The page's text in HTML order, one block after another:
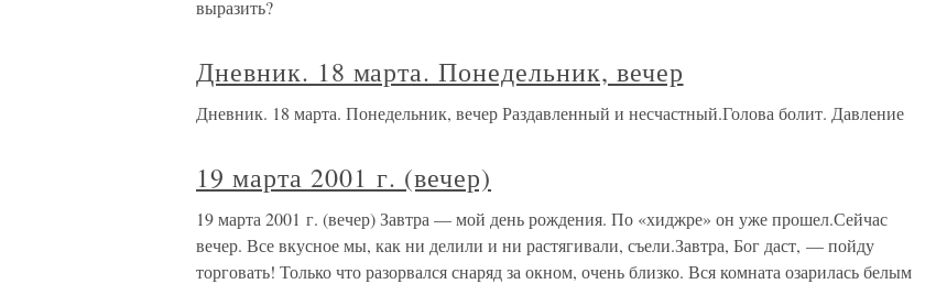
выразить?
Дневник. 18 марта. Понедельник, вечер
Дневник. 18 марта. Понедельник, вечер Раздавленный и несчастный.Голова болит. Давление
19 марта 2001 г. (вечер)
19 марта 2001 г. (вечер) Завтра — мой день рождения. По «хиджре» он уже прошел.Сейчас
вечер. Все вкусное мы, как ни делили и ни растягивали, съели.Завтра, Бог даст, — пойду
торговать! Только что разорвался снаряд за окном, очень близко. Вся комната озарилась белым